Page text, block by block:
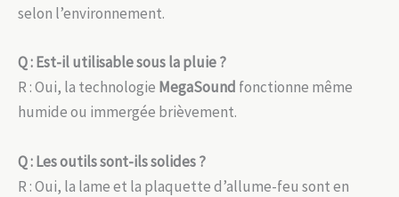
selon l’environnement.
Q : Est-il utilisable sous la pluie ?
R : Oui, la technologie MegaSound fonctionne même
humide ou immergée brièvement.
Q : Les outils sont-ils solides ?
R : Oui, la lame et la plaquette d’allume-feu sont en